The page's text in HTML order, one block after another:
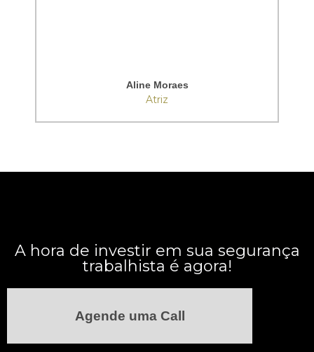
Aline Moraes
Atriz
A hora de investir em sua segurança
trabalhista é agora!
Agende uma Call